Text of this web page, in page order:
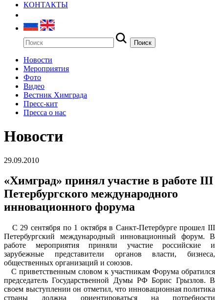
КОНТАКТЫ
Новости
Мероприятия
Фото
Видео
Вестник Химграда
Пресс-кит
Пресса о нас
Новости
29.09.2010
«Химград» принял участие в работе III
Петербургского международного
инновационного форума
С 29 сентября по 1 октября в Санкт-Петербурге прошел III
Петербургский международный инновационный форум. В
работе мероприятия приняли участие российские и
зарубежные представители органов власти, бизнеса,
общественных организаций и союзов.
С приветственным словом к участникам Форума обратился
председатель Государственной Думы РФ Борис Грызлов. В
своем выступлении он отметил, что инновационная политика
страны должна ориентироваться на потребности